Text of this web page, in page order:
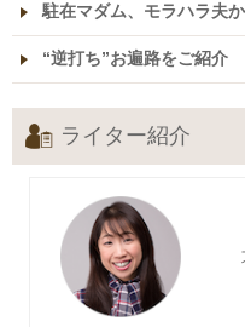
駐在マダム、モラハラ夫
“逆打ち”お遍路をご紹介
ライター紹介